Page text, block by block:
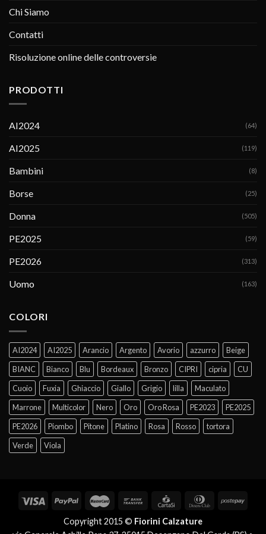
Chi Siamo
Contatti
Risoluzione online delle controversie
PRODOTTI
AI2024 (64)
AI2025 (119)
Bambini (8)
Borse (25)
Donna (505)
PE2025 (59)
PE2026 (313)
Uomo (163)
COLORI
AI2024 AI2025 Arancio Argento Avorio azzurro
Beige
BIANC
Bianco Blu Bordeaux Bronzo CIPRI cipria
CU
Cuoio
Fuxia Ghiaccio Giallo Grigio lilla
Maculato
Marrone
Multicolor Nero Oro Oro Rosa PE2023
PE2025
PE2026
Piombo Pitone Platino Rosa Rosso
tortora
Verde
Viola
Copyright 2015 © Fiorini Calzature